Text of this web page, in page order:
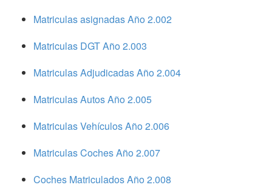
Matriculas asignadas Año 2.002
Matriculas DGT Año 2.003
Matriculas Adjudicadas Año 2.004
Matriculas Autos Año 2.005
Matriculas Vehículos Año 2.006
Matriculas Coches Año 2.007
Coches Matriculados Año 2.008